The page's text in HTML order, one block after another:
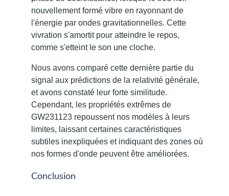
nouvellement formé vibre en rayonnant de
l'énergie par ondes gravitationnelles. Cette
vivration s'amortit pour atteindre le repos,
comme s'etteint le son une cloche.
Nous avons comparé cette dernière partie du
signal aux prédictions de la relativité générale,
et avons constaté leur forte similitude.
Cependant, les propriétés extrêmes de
GW231123 repoussent nos modèles à leurs
limites, laissant certaines caractéristiques
subtiles inexpliquées et indiquant des zones où
nos formes d'onde peuvent être améliorées.
Conclusion